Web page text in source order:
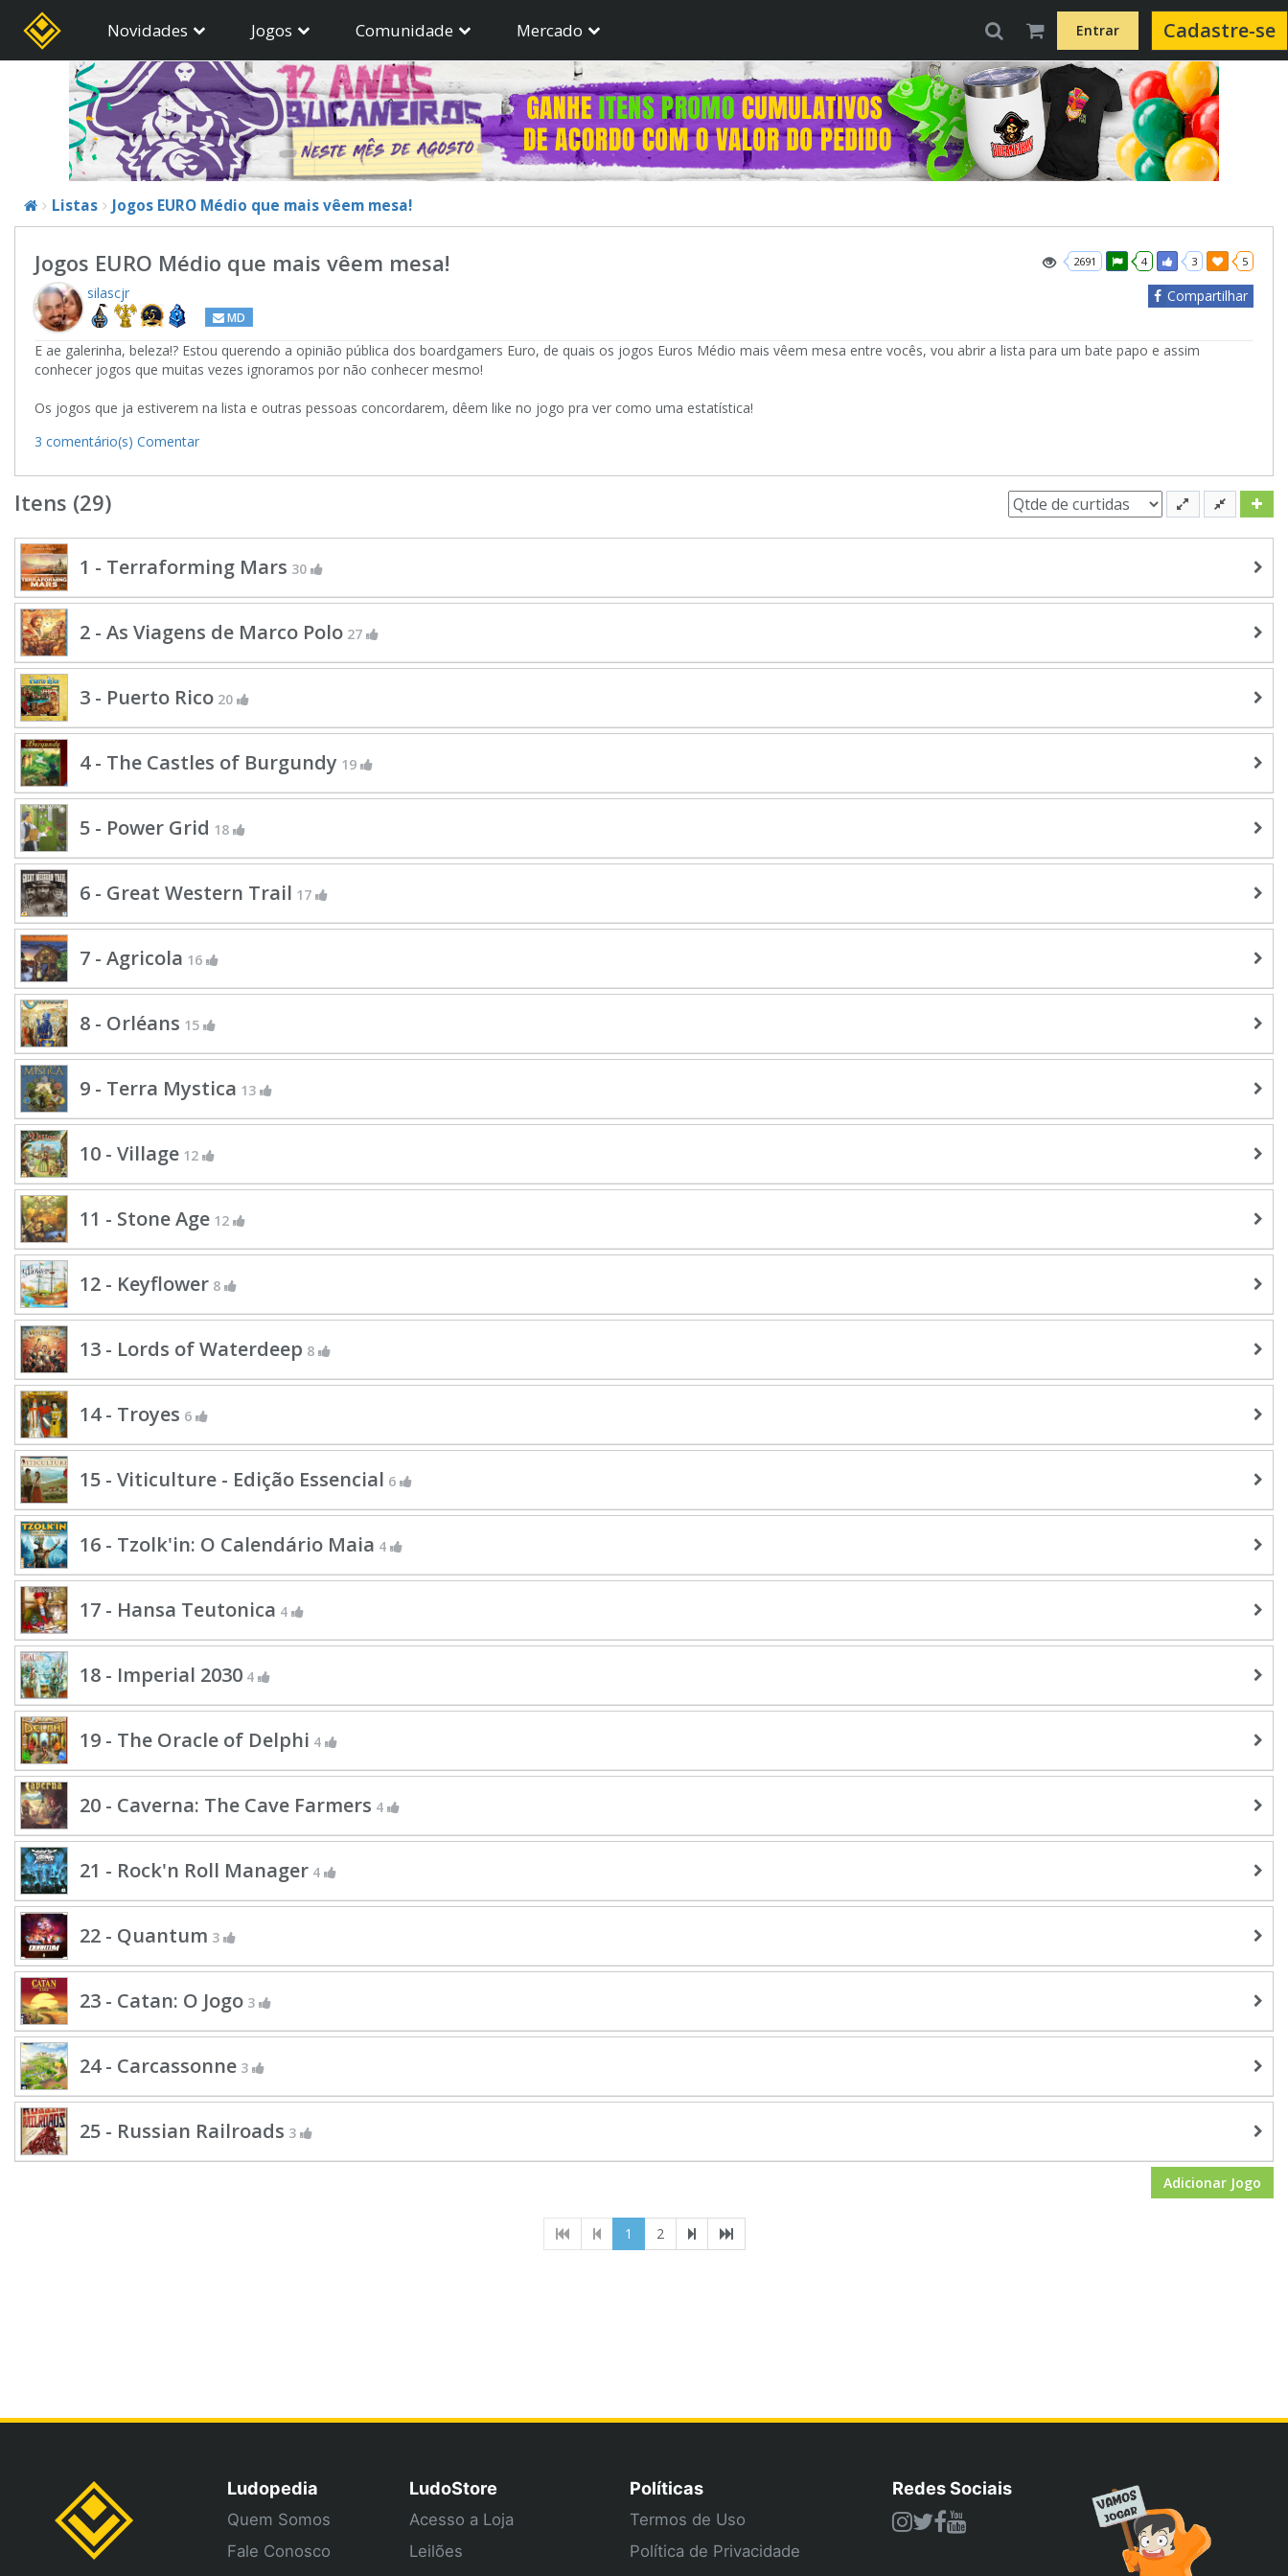
Novidades Jogos Comunidade Mercado Entrar Cadastre-se
Listas Jogos EURO Médio que mais vêem mesa!
2691 4 3 5
Compartilhar
Jogos EURO Médio que mais vêem mesa!
silascjr
MD
E ae galerinha, beleza!? Estou querendo a opinião pública dos boardgamers Euro, de quais os jogos Euros Médio mais vêem mesa entre vocês, vou abrir a lista para um bate papo e assim
conhecer jogos que muitas vezes ignoramos por não conhecer mesmo!
Os jogos que ja estiverem na lista e outras pessoas concordarem, dêem like no jogo pra ver como uma estatística!
3 comentário(s) Comentar
Itens (29)
1 - Terraforming Mars 30
2 - As Viagens de Marco Polo 27
3 - Puerto Rico 20
4 - The Castles of Burgundy 19
5 - Power Grid 18
6 - Great Western Trail 17
7 - Agricola 16
8 - Orléans 15
9 - Terra Mystica 13
10 - Village 12
11 - Stone Age 12
12 - Keyflower 8
13 - Lords of Waterdeep 8
14 - Troyes 6
15 - Viticulture - Edição Essencial 6
16 - Tzolk'in: O Calendário Maia 4
17 - Hansa Teutonica 4
18 - Imperial 2030 4
19 - The Oracle of Delphi 4
20 - Caverna: The Cave Farmers 4
21 - Rock'n Roll Manager 4
22 - Quantum 3
23 - Catan: O Jogo 3
24 - Carcassonne 3
25 - Russian Railroads 3
Adicionar Jogo
1 (current)
2
Ludopedia
Quem Somos
Fale Conosco
LudoStore
Acesso a Loja
Leilões
Políticas
Termos de Uso
Política de Privacidade
Redes Sociais